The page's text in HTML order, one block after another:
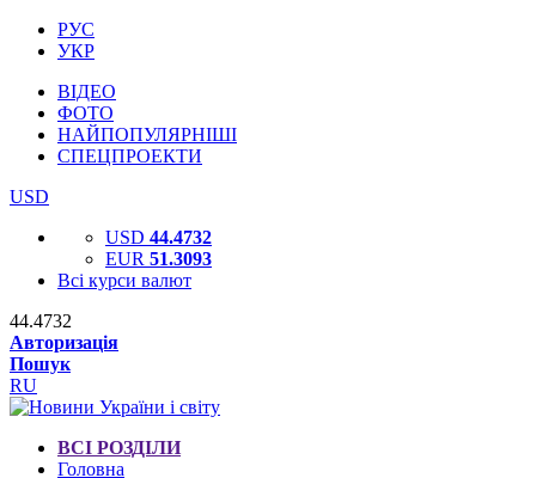
РУС
УКР
ВІДЕО
ФОТО
НАЙПОПУЛЯРНІШІ
СПЕЦПРОЕКТИ
USD
USD 44.4732
EUR 51.3093
Всі курси валют
44.4732
Авторизація
Пошук
RU
ВСІ РОЗДІЛИ
Головна